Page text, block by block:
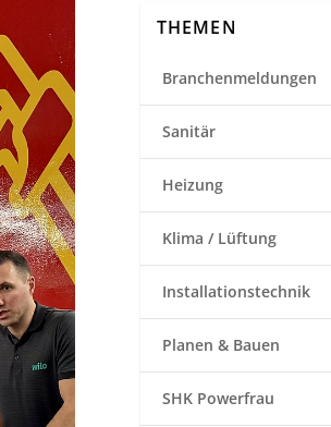
THEMEN
Branchenmeldungen
Sanitär
Heizung
Klima / Lüftung
Installationstechnik
Planen & Bauen
SHK Powerfrau